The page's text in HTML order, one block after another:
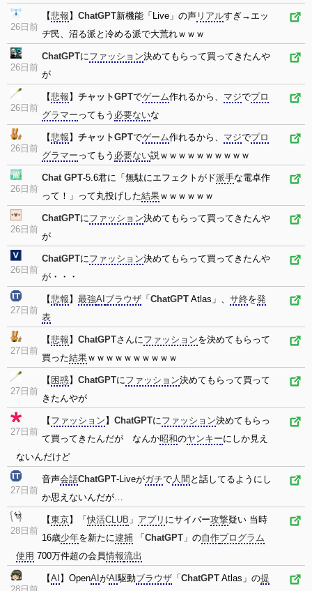
26日前
【悲報 】 ChatGPT新機能「Live」の声 リアルすぎ→エッ
ヂ民、沼る派と冷める派で大荒れｗｗｗ
26日前
ChatGPTにファッション決めてもらって買ってきたんや
が
26日前
【悲報 】 チャットGPTでゲーム作れるから、 マジでプロ
グラマー ってもう 必要ないな
26日前
【悲報 】 チャットGPTでゲーム作れるから、 マジでプロ
グラマー ってもう 必要ない説ｗｗｗｗｗｗｗｗｗｗ
26日前
Chat GPT-5.6君に「無駄にエフェクトがド派手な電卓作
って！」って丸投げした結果ｗｗｗｗｗｗ
26日前
ChatGPTにファッション決めてもらって買ってきたんや
が
26日前
ChatGPTにファッション決めてもらって買ってきたんや
が・・・
27日前
【悲報 】 最強AI ブラウザ 「 ChatGPT Atlas」、 サ終を発
表
27日前
【悲報 】 ChatGPTさんにファッションを決めてもらって
買った結果ｗｗｗｗｗｗｗｗｗｗ
27日前
【 困惑】 ChatGPTにファッション決めてもらって買って
きたんやが
27日前
【 ファッション 】 ChatGPTにファッション決めてもらっ
て買ってきたんだが なんか昭和のヤンキーにしか見え
ないんだけど
27日前
音声会話ChatGPT-Liveがガチで人間 と話してるようにし
か思えないんだが…
28日前
【東京】「快活CLUB 」 アプリ にサイバー攻撃疑い 当時
16歳少年を新たに逮捕 「 ChatGPT 」の自作プログラム
使用 700万件超の会員情報流出
【AI 】OpenAI がAI駆動ブラウザ 「 ChatGPT Atlas」の提